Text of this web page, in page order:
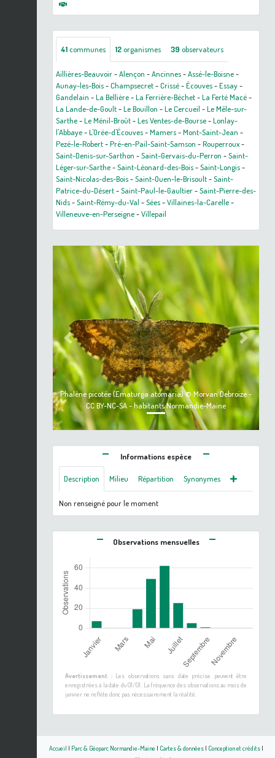
41communes 12organismes 39 observateurs
Aillières-Beauvoir-Alençon -Ancinnes-Assé-le-Boisne-
Aunay-les-Bois-Champsecret-Crissé-Écouves-Essay-
Gandelain -La Bellière-La Ferrière-Béchet-La Ferté Macé-
La Lande-de-Goult-Le Bouillon -Le Cercueil -Le Mêle-sur-
Sarthe-Le Ménil-Broût-Les Ventes-de-Bourse-Lonlay-
l'Abbaye-L'Orée-d'Écouves-Mamers-Mont-Saint-Jean -
Pezé-le-Robert-Pré-en-Pail-Saint-Samson -Rouperroux-
Saint-Denis-sur-Sarthon -Saint-Gervais-du-Perron -Saint-
Léger-sur-Sarthe-Saint-Léonard-des-Bois-Saint-Longis-
Saint-Nicolas-des-Bois-Saint-Ouen-le-Brisoult-Saint-
Patrice-du-Désert-Saint-Paul-le-Gaultier-Saint-Pierre-des-
Nids-Saint-Rémy-du-Val -Sées-Villaines-la-Carelle-
Villeneuve-en-Perseigne-Villepail
Phalène picotée (Ematurga atomaria) © Morvan Debroize -
CC BY-NC-SA - habitants Normandie-Maine
Previous Next
Informations espèce
Description Milieu Répartition Synonymes
Non renseigné pour le moment
Observations mensuelles
Avertissement :Les observations sans date précise peuvent être
enregistrées à la date du 01/01. La fréquence des observations au mois de
janvier ne reflète donc pas nécessairement la réalité.
Accueil | Parc & Géoparc Normandie-Maine | Cartes & données| Conception et crédits|